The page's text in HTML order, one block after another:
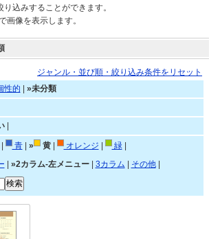
込みすることができます。
画像を表示します。
ジャンル・並び順・絞り込み条件をリセット
性的
»未分類
|
青| » 黄| オレンジ 緑|
»2カラム-左メニュー| 3カラム その他|